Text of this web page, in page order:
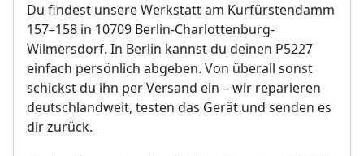
Du findest unsere Werkstatt am Kurfürstendamm
157–158 in 10709 Berlin-Charlottenburg-
Wilmersdorf. In Berlin kannst du deinen P5227
einfach persönlich abgeben. Von überall sonst
schickst du ihn per Versand ein – wir reparieren
deutschlandweit, testen das Gerät und senden es
dir zurück.